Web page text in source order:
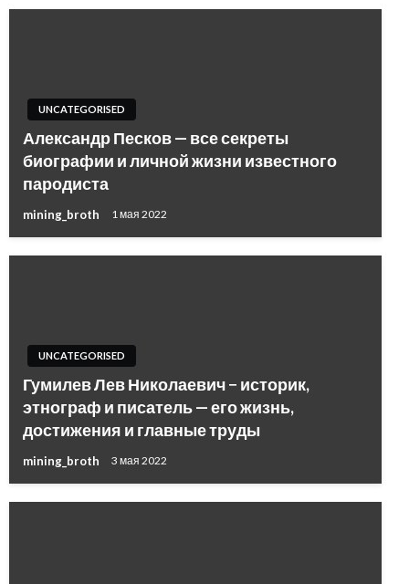
UNCATEGORISED
Александр Песков — все секреты
биографии и личной жизни известного
пародиста
mining_broth 1 мая 2022
UNCATEGORISED
Гумилев Лев Николаевич − историк,
этнограф и писатель — его жизнь,
достижения и главные труды
mining_broth 3 мая 2022